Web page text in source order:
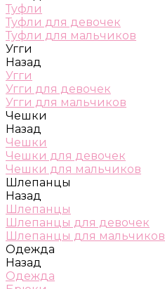
Туфли
Туфли для девочек
Туфли для мальчиков
Угги
Назад
Угги
Угги для девочек
Угги для мальчиков
Чешки
Назад
Чешки
Чешки для девочек
Чешки для мальчиков
Шлепанцы
Назад
Шлепанцы
Шлепанцы для девочек
Шлепанцы для мальчиков
Одежда
Назад
Одежда